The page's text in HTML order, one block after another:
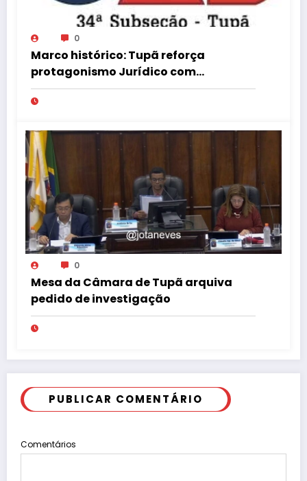
0
Marco histórico: Tupã reforça
protagonismo Jurídico com
Instalação de Nova Turma do
Tribunal de Ética da OAB
0
Mesa da Câmara de Tupã arquiva
pedido de investigação
PUBLICAR COMENTÁRIO
Comentários